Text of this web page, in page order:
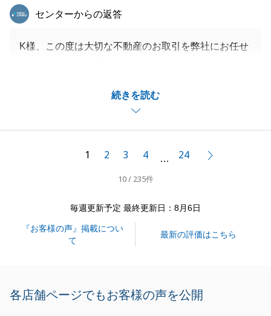
続きを読む
東急リバブル
センターからの返答
K様、この度は大切な不動産のお取引を弊社にお任せ
不動産のお取引を通して、Ｋ様とお会いできたこと嬉
しく思います。
き合いの始まりと考えております。
今後もＫ様やＫ様の周り大切な方がお困りの際は是非
引き続きよろしくお願いいたします。
1 2 3 4 … 24
10 / 235件
毎週更新予定 最終更新日：8月6日
『お客様の声』掲載につい
て
最新の評価はこちら
各店舗ページでもお客様の声を公開